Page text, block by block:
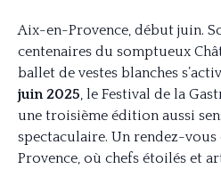
Aix-en-Provence, début juin.
centenaires du somptueux
ballet de vestes blanches
juin 2025, le Festival de la
une troisième édition aussi
spectaculaire. Un rendez-
Provence, où chefs étoilés et